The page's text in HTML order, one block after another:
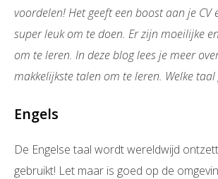
voordelen! Het geeft een boost aan je
super leuk om te doen. Er zijn moeilijke
om te leren. In deze blog lees je meer
makkelijkste talen om te leren. Welke
Engels
De Engelse taal wordt wereldwijd
gebruikt! Let maar is goed op de